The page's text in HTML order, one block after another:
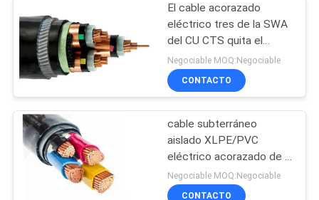
cables de control
El cable acorazado
eléctrico tres de la SWA
del CU CTS quita el
corazón a X.400 mm2 del
alto voltaje 3
Negociable MOQ:Negociable
CONTACTO
cable subterráneo
aislado XLPE/PVC
eléctrico acorazado de la
base del cobre del cable
de la cinta de acero
Negociable MOQ:Negociable
CONTACTO